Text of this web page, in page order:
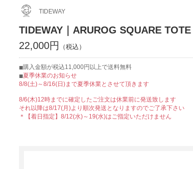
TIDEWAY
TIDEWAY｜ARUROG SQUARE TOTE
22,000円
購入金額が税込11,000円以上で送料無料
夏季休業のお知らせ
8/8(土)～8/16(日)まで夏季休業とさせて頂きます
8/6(木)12時までに確定したご注文は休業前に発送致します
それ以降は8/17(月)より順次発送となりますのでご了承下さい
＊【着日指定】8/12(水)～19(水)はご指定いただけません